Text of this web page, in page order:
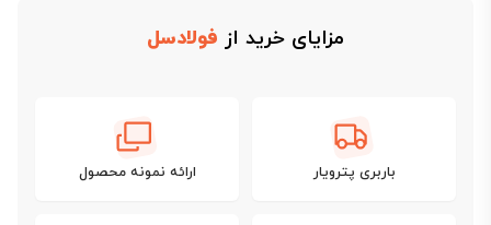
مزایای خرید از فولادسل
باربری پترویار ارائه نمونه محصول